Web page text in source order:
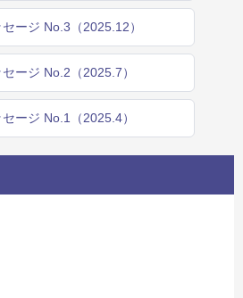
ージ No.3（2025.12）
ージ No.2（2025.7）
ージ No.1（2025.4）